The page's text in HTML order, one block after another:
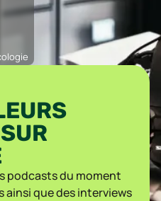
podcasts du moment
ainsi que des interviews